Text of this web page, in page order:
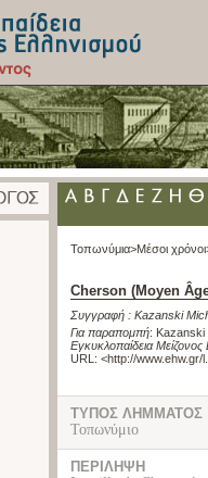
Τοπωνύμια>Μέσοι
Cherson (Moyen
Συγγραφή : Kazanski
Για παραπομπή: Kazanski
Εγκυκλοπαίδεια
URL: <http://www.ehw.gr/
ΤΥΠΟΣ ΛΗΜΜΑΤΟΣ
Τοπωνύμιο
ΠΕΡΙΛΗΨΗ